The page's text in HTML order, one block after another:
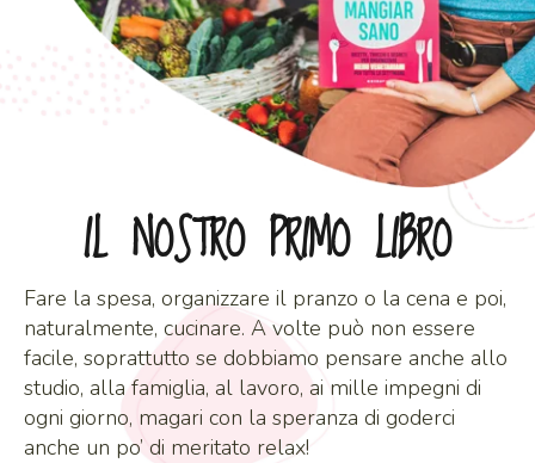
IL NOSTRO PRIMO LIBRO
Fare la spesa, organizzare il pranzo o la cena e poi,
naturalmente, cucinare. A volte può non essere
facile, soprattutto se dobbiamo pensare anche allo
studio, alla famiglia, al lavoro, ai mille impegni di
ogni giorno, magari con la speranza di goderci
anche un po’ di meritato relax!